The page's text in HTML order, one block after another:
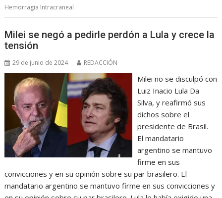
Hemorragia Intracraneal
Milei se negó a pedirle perdón a Lula y crece la
tensión
29 de junio de 2024 REDACCIÓN
Milei no se disculpó con
Luiz Inacio Lula Da
Silva, y reafirmó sus
dichos sobre el
presidente de Brasil.
El mandatario
argentino se mantuvo
firme en sus
convicciones y en su opinión sobre su par brasilero. El
mandatario argentino se mantuvo firme en sus convicciones y